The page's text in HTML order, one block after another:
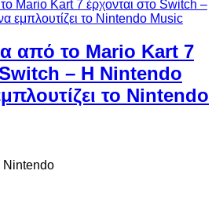
από το Mario Kart 7
Switch – Η Nintendo
το Nintendo